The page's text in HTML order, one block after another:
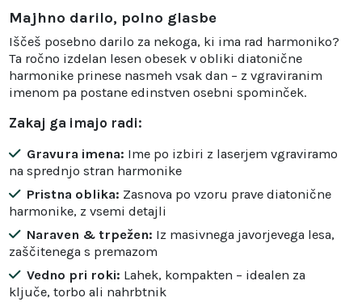
Majhno darilo, polno glasbe
Iščeš posebno darilo za nekoga, ki ima rad harmoniko?
Ta ročno izdelan lesen obesek v obliki diatonične
harmonike prinese nasmeh vsak dan – z vgraviranim
imenom pa postane edinstven osebni spominček.
Zakaj ga imajo radi:
Gravura imena: Ime po izbiri z laserjem vgraviramo
na sprednjo stran harmonike
Pristna oblika: Zasnova po vzoru prave diatonične
harmonike, z vsemi detajli
Naraven & trpežen: Iz masivnega javorjevega lesa,
zaščitenega s premazom
Vedno pri roki: Lahek, kompakten – idealen za
ključe, torbo ali nahrbtnik